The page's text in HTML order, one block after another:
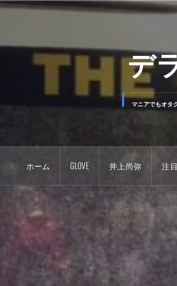
コ
ン
デ
マニアでもオタ
ホーム GLOVE 井上尚弥 注